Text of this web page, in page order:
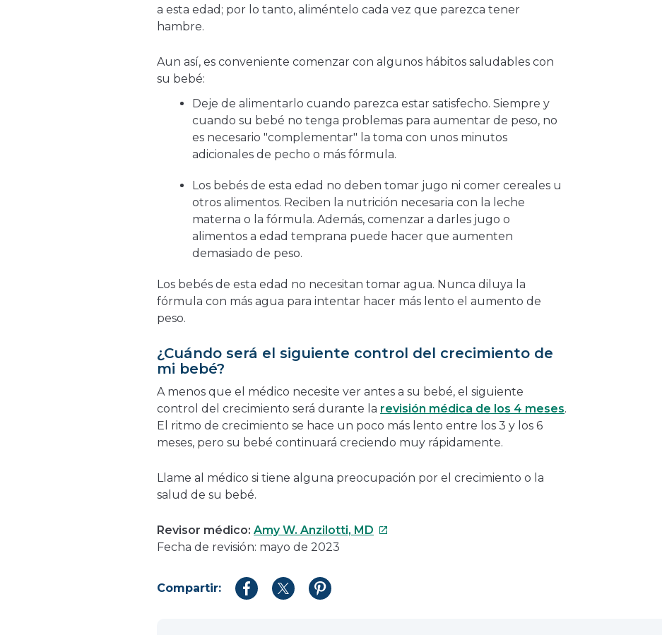
a esta edad; por lo tanto, aliméntelo cada vez que parezca tener
hambre.
Aun así, es conveniente comenzar con algunos hábitos saludables con
su bebé:
Deje de alimentarlo cuando parezca estar satisfecho. Siempre y
cuando su bebé no tenga problemas para aumentar de peso, no
es necesario "complementar" la toma con unos minutos
adicionales de pecho o más fórmula.
Los bebés de esta edad no deben tomar jugo ni comer cereales u
otros alimentos. Reciben la nutrición necesaria con la leche
materna o la fórmula. Además, comenzar a darles jugo o
alimentos a edad temprana puede hacer que aumenten
demasiado de peso.
Los bebés de esta edad no necesitan tomar agua. Nunca diluya la
fórmula con más agua para intentar hacer más lento el aumento de
peso.
¿Cuándo será el siguiente control del crecimiento de
mi bebé?
A menos que el médico necesite ver antes a su bebé, el siguiente
control del crecimiento será durante la revisión médica de los 4 meses.
El ritmo de crecimiento se hace un poco más lento entre los 3 y los 6
meses, pero su bebé continuará creciendo muy rápidamente.
Llame al médico si tiene alguna preocupación por el crecimiento o la
salud de su bebé.
Revisor médico: Amy W. Anzilotti, MD Este
Fecha de revisión: mayo de 2023
Compartir:
CompartirCompartirCompartir